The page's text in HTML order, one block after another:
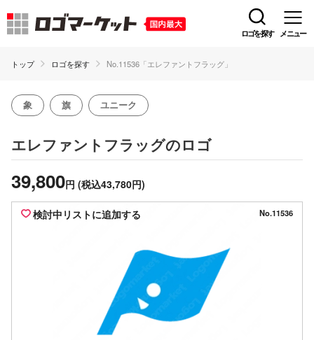
ロゴを探す メニュー
トップ ロゴを探す No.11536「エレファントフラッグ」
象 旗 ユニーク
エレファントフラッグのロゴ
39,800円 (税込43,780円)
検討中リストに追加する No.11536